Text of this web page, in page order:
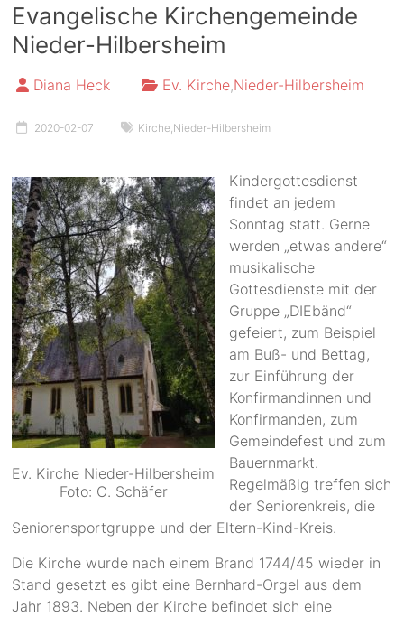
Evangelische Kirchengemeinde
Nieder-Hilbersheim
Diana Heck Ev. Kirche,Nieder-Hilbersheim
2020-02-07 Kirche Nieder-Hilbersheim
Ev. Kirche Nieder-Hilbersheim
Foto: C. Schäfer
Kindergottesdienst
findet an jedem
Sonntag statt. Gerne
werden „etwas andere“
musikalische
Gottesdienste mit der
Gruppe „DIEbänd“
gefeiert, zum Beispiel
am Buß- und Bettag,
zur Einführung der
Konfirmandinnen und
Konfirmanden, zum
Gemeindefest und zum
Bauernmarkt.
Regelmäßig treffen sich
der Seniorenkreis, die
Seniorensportgruppe und der Eltern-Kind-Kreis.
Die Kirche wurde nach einem Brand 1744/45 wieder in
Stand gesetzt es gibt eine Bernhard-Orgel aus dem
Jahr 1893. Neben der Kirche befindet sich eine